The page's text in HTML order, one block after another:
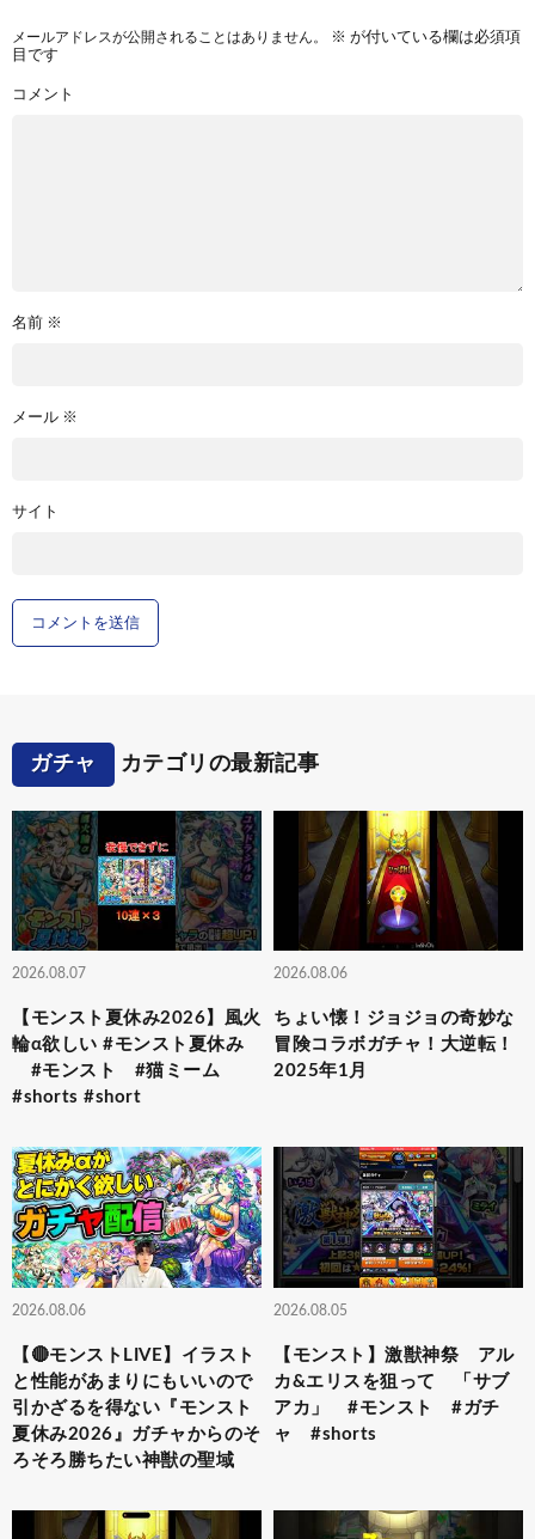
メールアドレスが公開されることはありません。 ※ が付いている欄は必須項
目です
コメント
名前 ※
メール ※
サイト
ガチャ カテゴリの最新記事
2026.08.07
【モンスト夏休み2026】風火
輪α欲しい #モンスト夏休み
#モンスト #猫ミーム
#shorts #short
2026.08.06
ちょい懐！ジョジョの奇妙な
冒険コラボガチャ！大逆転！
2025年1月
2026.08.06
【🔴モンストLIVE】イラスト
と性能があまりにもいいので
引かざるを得ない『モンスト
夏休み2026』ガチャからのそ
ろそろ勝ちたい神獣の聖域
2026.08.05
【モンスト】激獣神祭 アル
カ&エリスを狙って 「サブ
アカ」 #モンスト #ガチ
ャ #shorts